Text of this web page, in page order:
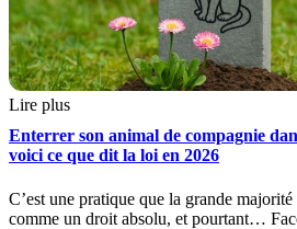
Lire plus
Enterrer son animal de compagnie
voici ce que dit la loi en 2026
C’est une pratique que la grande
comme un droit absolu, et pourtant…